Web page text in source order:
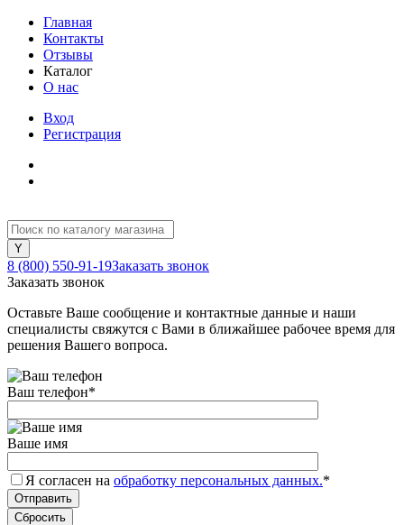
Главная
Контакты
Отзывы
Каталог
О нас
Вход
Регистрация
8 (800) 550-91-19Заказать звонок
Заказать звонок
Оставьте Ваше сообщение и контактные данные и наши
специалисты свяжутся с Вами в ближайшее рабочее время для
решения Вашего вопроса.
Ваш телефон*
Ваше имя
Я согласен на обработку персональных данных.*